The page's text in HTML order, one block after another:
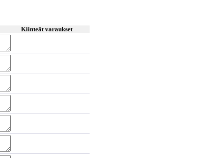
Kiinteät varaukset